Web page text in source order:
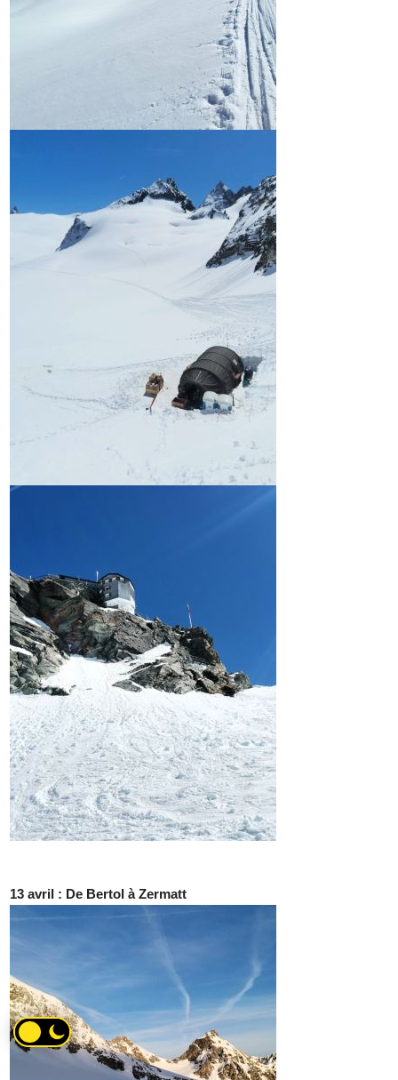
13 avril : De Bertol à Zermatt